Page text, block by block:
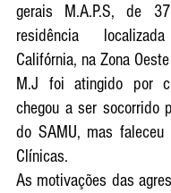
gerais M.A.P.S, de
residência
Califórnia, na Zona
M.J foi atingido por
chegou a ser socorrido
do SAMU, mas faleceu
Clínicas.
As motivações das